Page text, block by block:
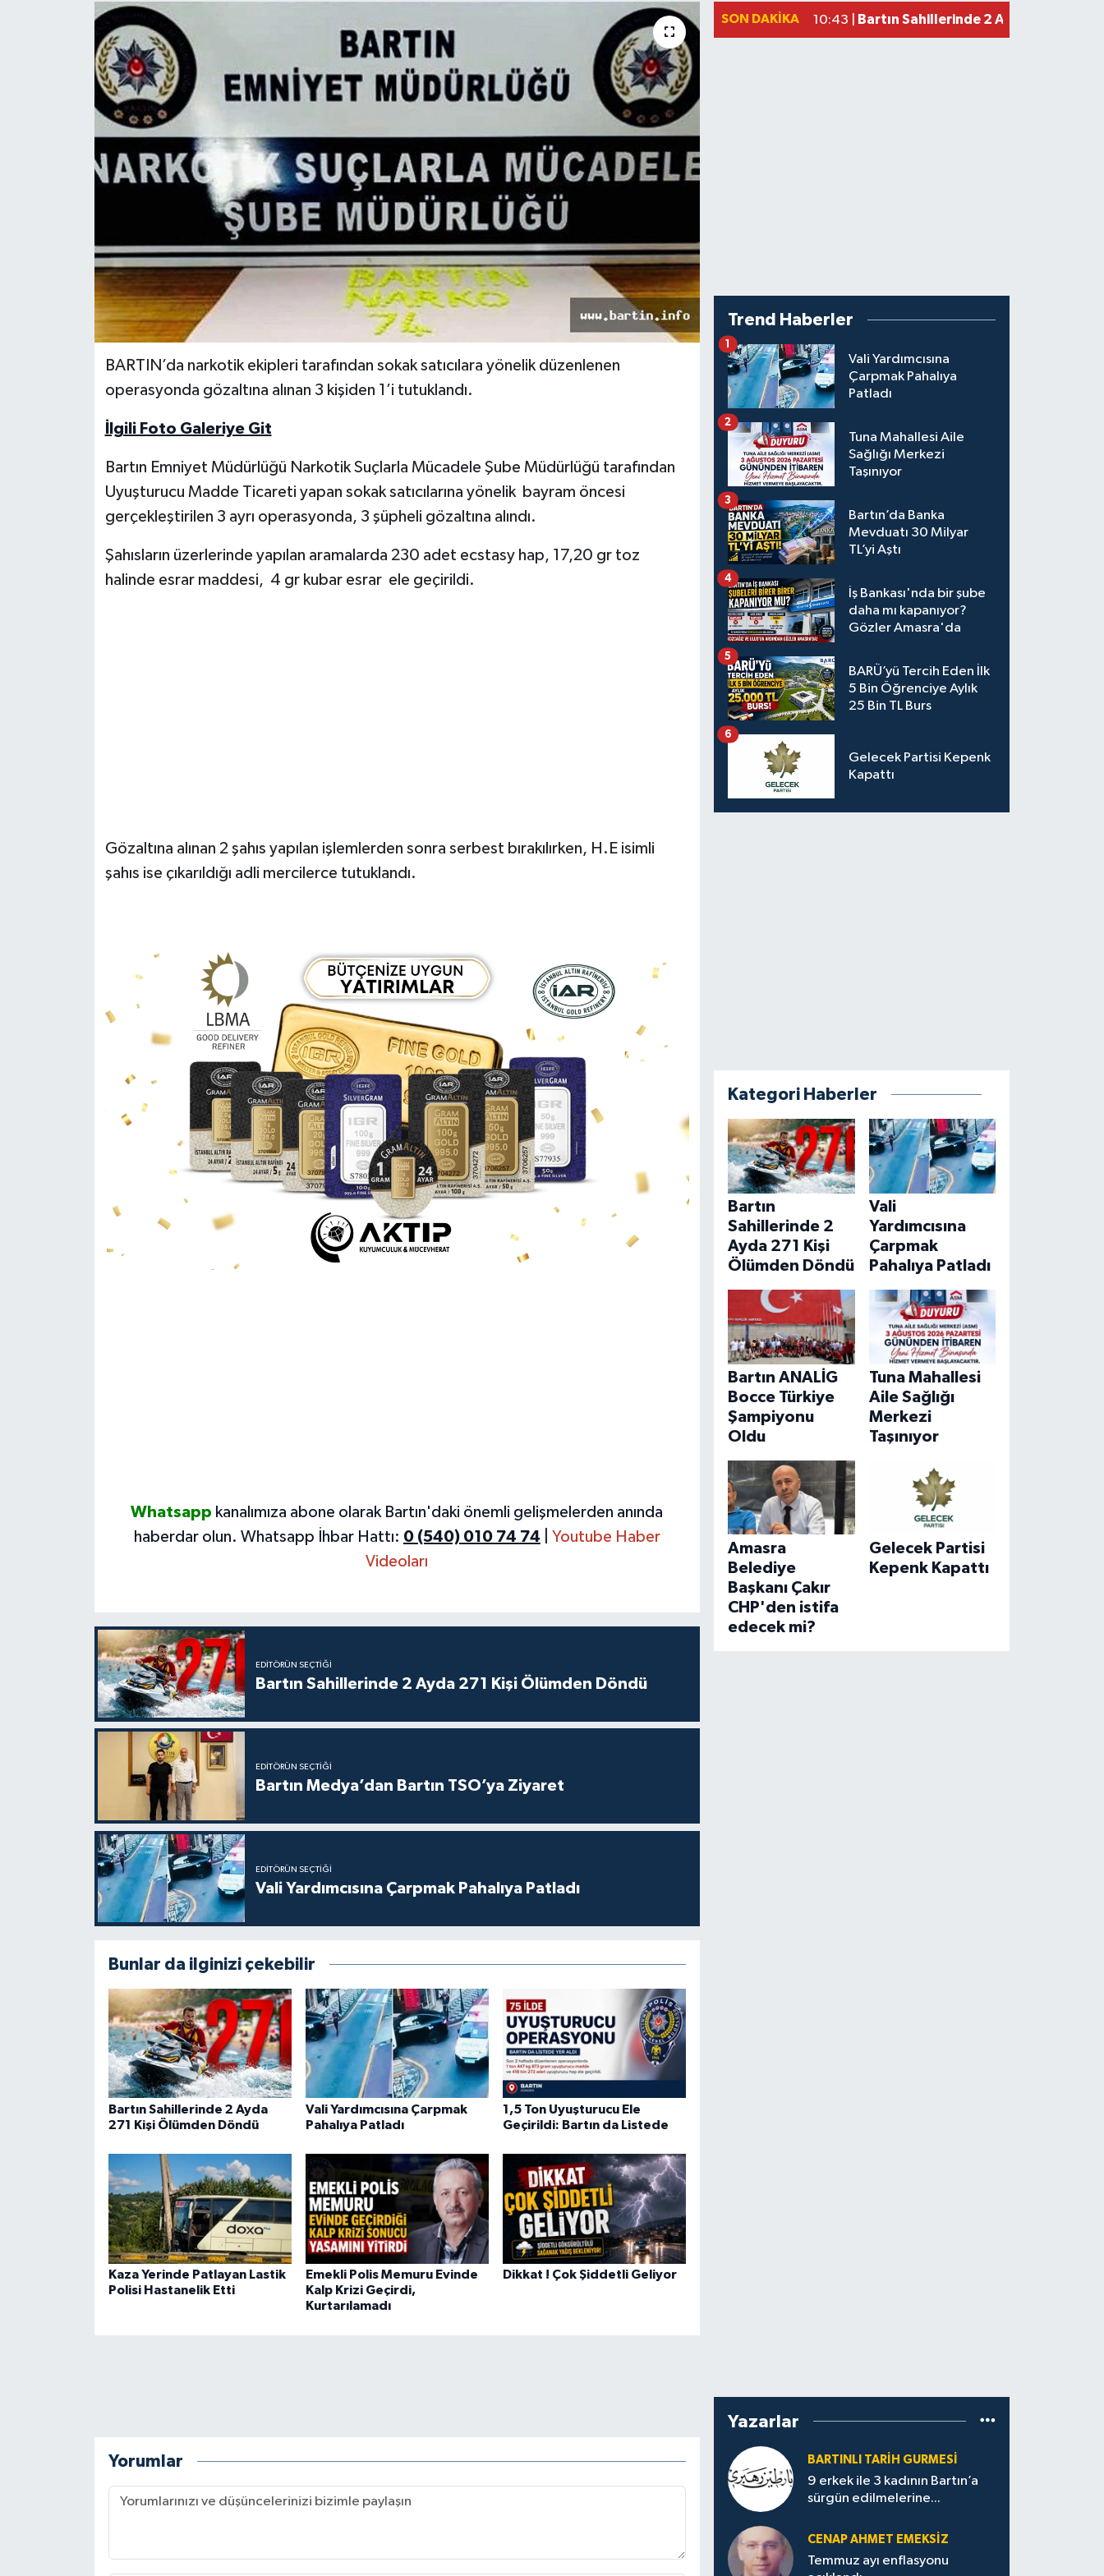
BARTIN’da narkotik ekipleri tarafından sokak satıcılara yönelik düzenlenen
operasyonda gözaltına alınan 3 kişiden 1’i tutuklandı.
İlgili Foto Galeriye Git
Bartın Emniyet Müdürlüğü Narkotik Suçlarla Mücadele Şube Müdürlüğü tarafından
Uyuşturucu Madde Ticareti yapan sokak satıcılarına yönelik bayram öncesi
gerçekleştirilen 3 ayrı operasyonda, 3 şüpheli gözaltına alındı.
Şahısların üzerlerinde yapılan aramalarda 230 adet ecstasy hap, 17,20 gr toz
halinde esrar maddesi, 4 gr kubar esrar ele geçirildi.
Gözaltına alınan 2 şahıs yapılan işlemlerden sonra serbest bırakılırken, H.E isimli
şahıs ise çıkarıldığı adli mercilerce tutuklandı.
Whatsapp kanalımıza abone olarak Bartın'daki önemli gelişmelerden anında
haberdar olun. Whatsapp İhbar Hattı: 0 (540) 010 74 74
Youtube Haber
Videoları
EDITÖRÜN SEÇTIĞI
Bartın Sahillerinde 2 Ayda 271 Kişi Ölümden Döndü
EDITÖRÜN SEÇTIĞI
Bartın Medya’dan Bartın TSO’ya Ziyaret
EDITÖRÜN SEÇTIĞI
Vali Yardımcısına Çarpmak Pahalıya Patladı
Bunlar da ilginizi çekebilir
Bartın Sahillerinde 2 Ayda
271 Kişi Ölümden Döndü
Vali Yardımcısına Çarpmak
Pahalıya Patladı
1,5 Ton Uyuşturucu Ele
Geçirildi: Bartın da Listede
Kaza Yerinde Patlayan Lastik
Polisi Hastanelik Etti
Emekli Polis Memuru Evinde
Kalp Krizi Geçirdi,
Kurtarılamadı
Dikkat ! Çok Şiddetli Geliyor
Yorumlar
SON DAKIKA 10:43 | Bartın Sahillerinde 2 Ayda 271 Kişi
Trend Haberler
Vali Yardımcısına
Çarpmak Pahalıya
Patladı
1
Tuna Mahallesi Aile
Sağlığı Merkezi
Taşınıyor
2
Bartın’da Banka
Mevduatı 30 Milyar
TL’yi Aştı
3
İş Bankası'nda bir şube
daha mı kapanıyor?
Gözler Amasra'da
4
BARÜ’yü Tercih Eden İlk
5 Bin Öğrenciye Aylık
25 Bin TL Burs
5
Gelecek Partisi Kepenk
Kapattı
6
Kategori Haberler
Bartın
Sahillerinde 2
Ayda 271 Kişi
Ölümden Döndü
Vali
Yardımcısına
Çarpmak
Pahalıya Patladı
Bartın ANALİG
Bocce Türkiye
Şampiyonu
Oldu
Tuna Mahallesi
Aile Sağlığı
Merkezi
Taşınıyor
Amasra
Belediye
Başkanı Çakır
CHP'den istifa
edecek mi?
Gelecek Partisi
Kepenk Kapattı
Yazarlar
BARTINLI TARIH GURMESI
9 erkek ile 3 kadının Bartın’a
sürgün edilmelerine...
CENAP AHMET EMEKSİZ
Temmuz ayı enflasyonu
Sinema
Sivil Toplum